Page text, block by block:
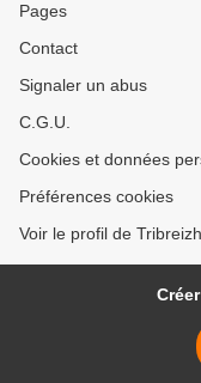
Pages
Contact
Signaler un abus
C.G.U.
Cookies et données
Préférences cookies
Voir le profil de